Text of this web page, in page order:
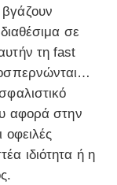
σε
τη fast
αφορά στην
ιδιότητα ή η